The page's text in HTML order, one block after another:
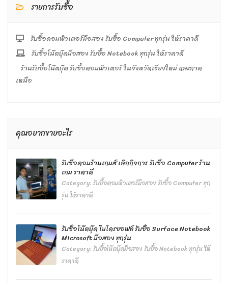
รายการรับซื้อ
รับซื้อคอมพิวเตอร์มือสอง รับซื้อ Computer ทุกรุ่น ให้ราคาดี
รับซื้อโน๊ตบุ๊คมือสอง รับซื้อ Notebook ทุกรุ่น ให้ราคาดี
ร้านรับซื้อโน๊ตบุ๊ค รับซื้อคอมพิวเตอร์ ในจังหวัดเชียงใหม่ และภาค
เหนือ
คุณอยากขายอะไร
รับซื้อคอมร้านเกมส์ เลิกกิจการ รับซื้อ Computer ร้าน
เกม ราคาดี
Category:รับซื้อคอมพิวเตอร์มือสอง รับซื้อ Computer ทุก
รุ่น ให้ราคาดี
รับซื้อโน๊ตบุ๊ค ไมโครซอฟท์ รับซื้อ Surface Notebook
Microsoft มือสอง ทุกรุ่น
Category:รับซื้อโน๊ตบุ๊คมือสอง รับซื้อ Notebook ทุกรุ่น ให้
ราคาดี